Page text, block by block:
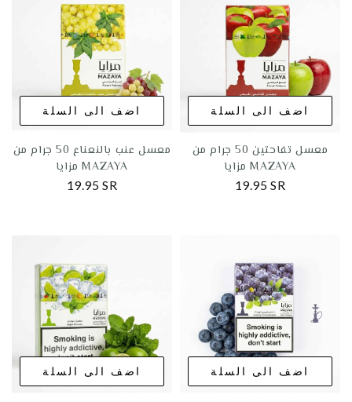
اضف الى السلة
معسل عنب بالنعناع 50 جرام من
مزايا MAZAYA
19.95 SR
اضف الى السلة
معسل تفاحتين 50 جرام من
مزايا MAZAYA
19.95 SR
اضف الى السلة اضف الى السلة